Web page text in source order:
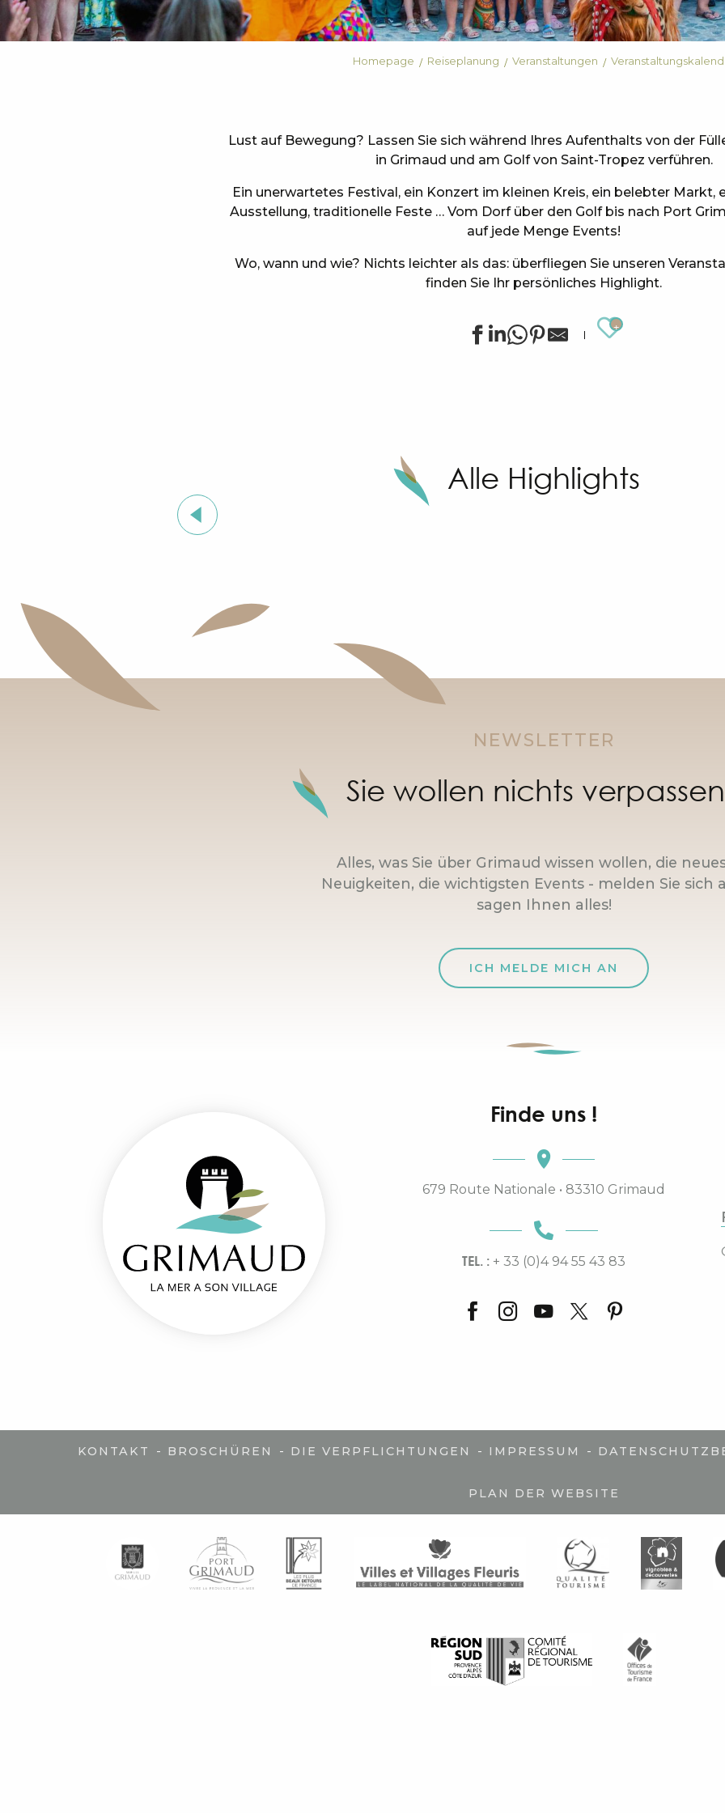
Homepage Reiseplanung Veranstaltungen
Lust auf Bewegung? Lassen Sie sich während Ihres Aufenthalts von der
in Grimaud und am Golf von Saint-Tropez verführen.
Ein unerwartetes Festival, ein Konzert im kleinen Kreis, ein belebter Markt,
Ausstellung, traditionelle Feste … Vom Dorf über den Golf bis nach Port
auf jede Menge Events!
Wo, wann und wie? Nichts leichter als das: überfliegen Sie unseren
finden Sie Ihr persönliches Highlight.
Ajouter
Soirée "Latinight" à l'After Beach
Grimaud Art Urbain - Street-Art-Festival
Alle Highlights
NEWSLETTER
Sie wollen nichts
Alles, was Sie über Grimaud wissen wollen, die
Neuigkeiten, die wichtigsten Events - melden Sie sich
sagen Ihnen alles!
ICH MELDE MICH AN
Finde uns !
679 Route Nationale • 83310 Grimaud
TEL. : + 33 (0)4 94 55 43 83
KONTAKT - BROSCHÜREN - DIE VERPFLICHTUNGEN - IMPRESSUM -
PLAN DER WEBSITE